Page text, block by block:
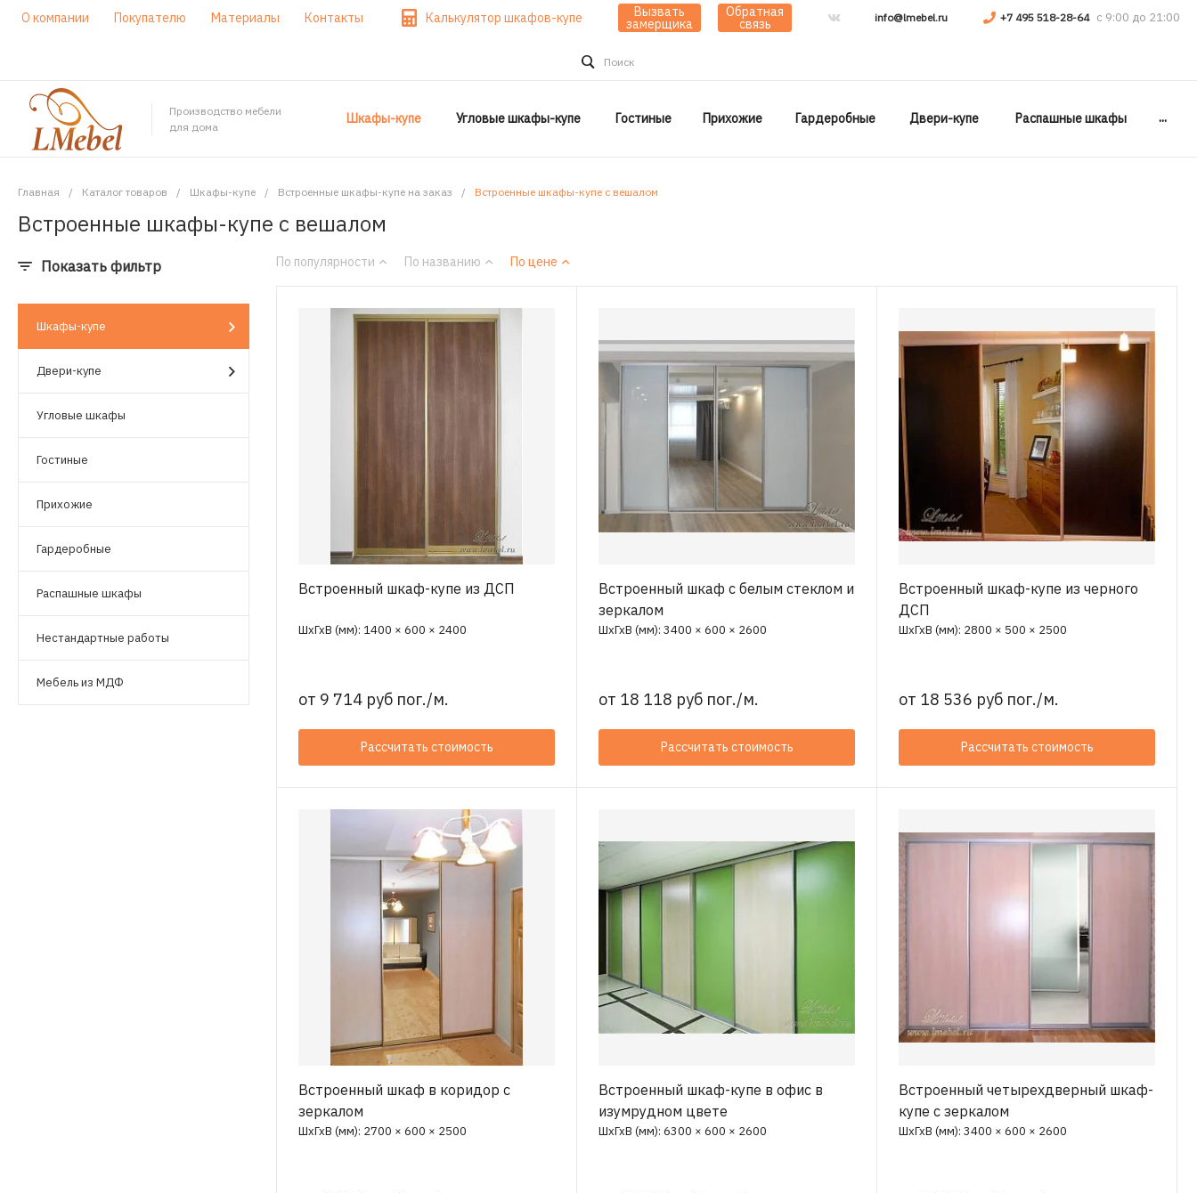
О компании Покупателю Материалы Контакты Калькулятор шкафов-купе Вызвать
замерщика
Обратная
связь info@lmebel.ru +7 495 518-28-64
Поиск
Производство мебели
для дома
Шкафы-купе Угловые шкафы-купе Гостиные Прихожие Гардеробные Двери-купе Распашные шкафы ...
Главная / Каталог товаров / Шкафы-купе / Встроенные шкафы-купе на заказ / Встроенные шкафы-купе с вешалом
Встроенные шкафы-купе с вешалом
Показать фильтр
Шкафы-купе
Двери-купе
Угловые шкафы
Гостиные
Прихожие
Гардеробные
Распашные шкафы
Нестандартные работы
Мебель из МДФ
По популярности По названию По цене
Встроенный шкаф-купе из ДСП
ШхГхВ (мм): 1400 × 600 × 2400
от 9 714 руб пог./м.
Рассчитать стоимость
Встроенный шкаф с белым стеклом и
зеркалом
ШхГхВ (мм): 3400 × 600 × 2600
от 18 118 руб пог./м.
Рассчитать стоимость
Встроенный шкаф-купе из черного
ДСП
ШхГхВ (мм): 2800 × 500 × 2500
от 18 536 руб пог./м.
Рассчитать стоимость
Встроенный шкаф в коридор с
зеркалом
ШхГхВ (мм): 2700 × 600 × 2500
Встроенный шкаф-купе в офис в
изумрудном цвете
ШхГхВ (мм): 6300 × 600 × 2600
Встроенный четырехдверный шкаф-
купе с зеркалом
ШхГхВ (мм): 3400 × 600 × 2600